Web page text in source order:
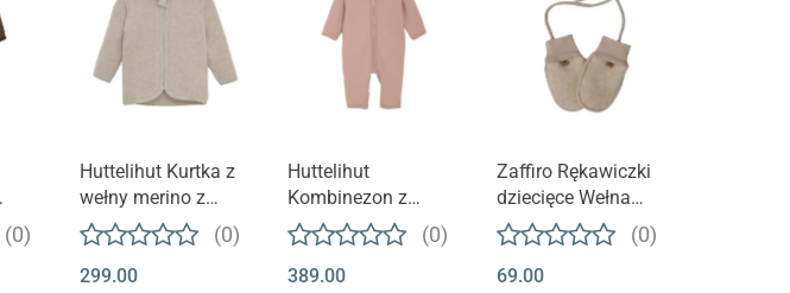
(0)
Huttelihut Kurtka z
wełny merino z
uszkami | Camel
Melange
(0)
299.00
Huttelihut
Kombinezon z
wełny merino z
uszkami -
Mahogany Rose
(0)
389.00
Zaffiro Rękawiczki
dziecięce Wełna
premium 0-12m
Beige
(0)
69.00